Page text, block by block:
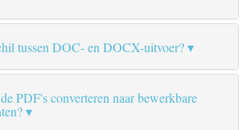
tussen DOC- en DOCX-uitvoer?
PDF's converteren naar bewerkbare